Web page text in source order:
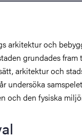
arkitektur och
grundades fram
arkitektur och
undersöka
och den fysiska